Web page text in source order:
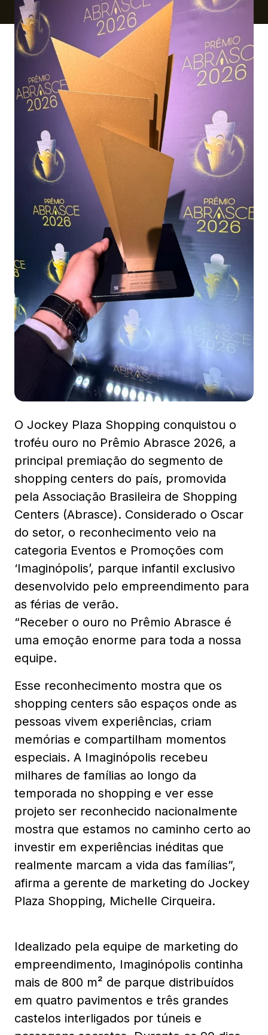
Ver local
Chamar Uber
CONTATO
(41) 3216-1600
WhatsApp
Comodidades Eventos Cinema
Mapa Virtual
O Jockey Plaza Shopping conquistou o
troféu ouro no Prêmio Abrasce 2026, a
principal premiação do segmento de
shopping centers do país, promovida
pela Associação Brasileira de Shopping
Centers (Abrasce). Considerado o Oscar
do setor, o reconhecimento veio na
categoria Eventos e Promoções com
‘Imaginópolis’, parque infantil exclusivo
desenvolvido pelo empreendimento para
as férias de verão.
“Receber o ouro no Prêmio Abrasce é
uma emoção enorme para toda a nossa
equipe.
Esse reconhecimento mostra que os
shopping centers são espaços onde as
pessoas vivem experiências, criam
memórias e compartilham momentos
especiais. A Imaginópolis recebeu
milhares de famílias ao longo da
temporada no shopping e ver esse
projeto ser reconhecido nacionalmente
mostra que estamos no caminho certo ao
investir em experiências inéditas que
realmente marcam a vida das famílias”,
afirma a gerente de marketing do Jockey
Plaza Shopping, Michelle Cirqueira.
Idealizado pela equipe de marketing do
empreendimento, Imaginópolis continha
mais de 800 m² de parque distribuídos
em quatro pavimentos e três grandes
castelos interligados por túneis e